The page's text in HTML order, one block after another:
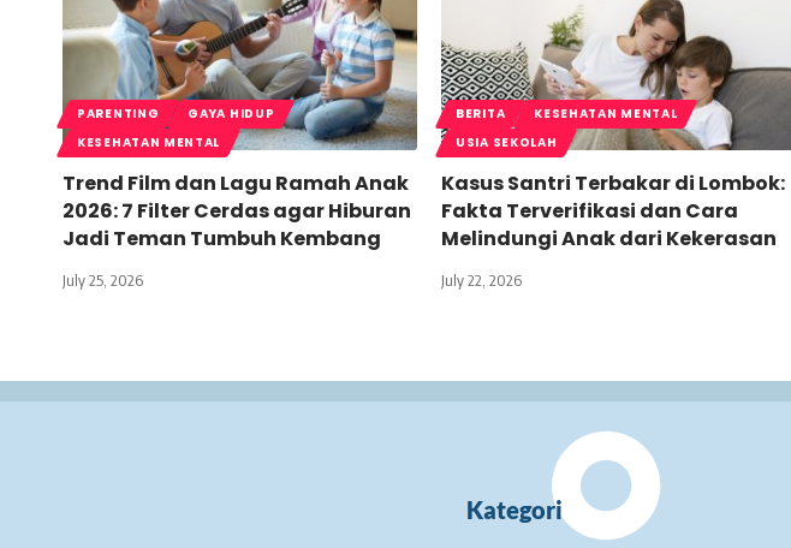
PARENTING
GAYA HIDUP
KESEHATAN MENTAL
Trend Film dan Lagu Ramah Anak
2026: 7 Filter Cerdas agar Hiburan
Jadi Teman Tumbuh Kembang
July 25, 2026
BERITA
KESEHATAN MENTAL
USIA SEKOLAH
Kasus Santri Terbakar di Lombok:
Fakta Terverifikasi dan Cara
Melindungi Anak dari Kekerasan
July 22, 2026
Kategori